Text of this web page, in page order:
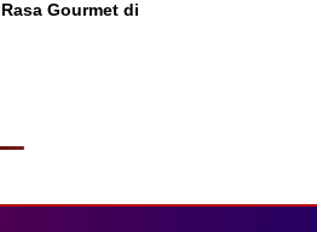
Gourmet di